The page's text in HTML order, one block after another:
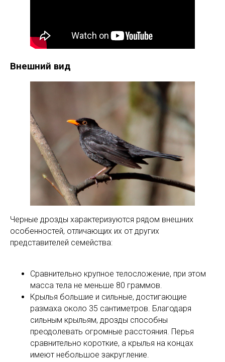
Внешний вид
Черные дрозды характеризуются рядом внешних
особенностей, отличающих их от других
представителей семейства:
Сравнительно крупное телосложение, при этом
масса тела не меньше 80 граммов.
Крылья большие и сильные, достигающие
размаха около 35 сантиметров. Благодаря
сильным крыльям, дрозды способны
преодолевать огромные расстояния. Перья
сравнительно короткие, а крылья на концах
имеют небольшое закругление.